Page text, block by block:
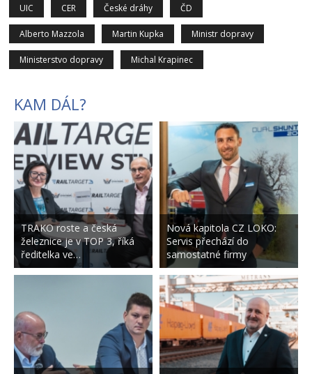
UIC CER České dráhy ČD
Alberto Mazzola Martin Kupka Ministr dopravy
Ministerstvo dopravy Michal Krapinec
KAM DÁL?
TRAKO roste a česká
železnice je v TOP 3, říká
ředitelka ve…
Nová kapitola CZ LOKO:
Servis přechází do
samostatné firmy